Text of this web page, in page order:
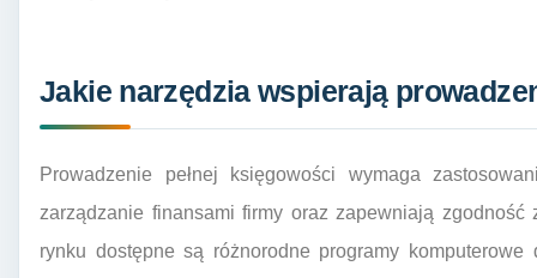
Jakie narzędzia wspierają
Prowadzenie pełnej księgowości wymaga
zarządzanie finansami firmy oraz zapewniają
rynku dostępne są różnorodne programy